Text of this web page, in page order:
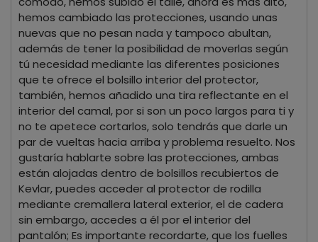
hemos cambiado las protecciones, usando unas
nuevas que no pesan nada y tampoco abultan,
además de tener la posibilidad de moverlas según
tú necesidad mediante las diferentes posiciones
que te ofrece el bolsillo interior del protector,
también, hemos añadido una tira reflectante en el
interior del camal, por si son un poco largos para ti y
no te apetece cortarlos, solo tendrás que darle un
par de vueltas hacia arriba y problema resuelto. Nos
gustaría hablarte sobre las protecciones, ambas
están alojadas dentro de bolsillos recubiertos de
Kevlar, puedes acceder al protector de rodilla
mediante cremallera lateral exterior, el de cadera
sin embargo, accedes a él por el interior del
pantalón; Es importante recordarte, que los fuelles